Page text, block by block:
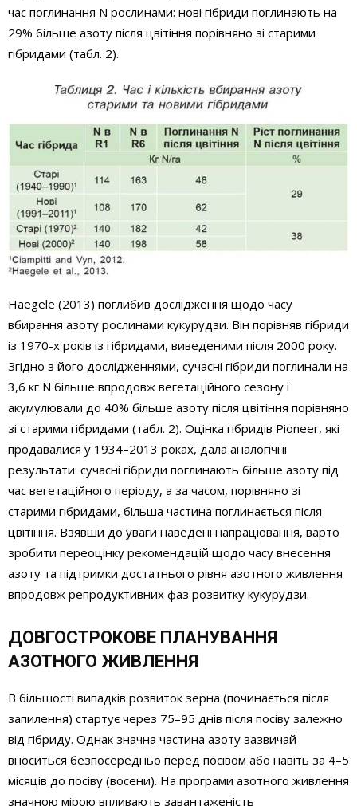
час поглинання N рослинами: нові гібриди поглинають на
29% більше азоту після цвітіння порівняно зі старими
гібридами (табл. 2).
Haegele (2013) поглибив дослідження щодо часу
вбирання азоту рослинами кукурудзи. Він порівняв гібриди
із 1970-х років із гібридами, виведеними після 2000 року.
Згідно з його дослідженнями, сучасні гібриди поглинали на
3,6 кг N більше впродовж вегетаційного сезону і
акумулювали до 40% більше азоту після цвітіння порівняно
зі старими гібридами (табл. 2). Оцінка гібридів Pioneer, які
продавалися у 1934–2013 роках, дала аналогічні
результати: сучасні гібриди поглинають більше азоту під
час вегетаційного періоду, а за часом, порівняно зі
старими гібридами, більша частина поглинається після
цвітіння. Взявши до уваги наведені напрацювання, варто
зробити переоцінку рекомендацій щодо часу внесення
азоту та підтримки достатнього рівня азотного живлення
впродовж репродуктивних фаз розвитку кукурудзи.
ДОВГОСТРОКОВЕ ПЛАНУВАННЯ
АЗОТНОГО ЖИВЛЕННЯ
В більшості випадків розвиток зерна (починається після
запилення) стартує через 75–95 днів після посіву залежно
від гібриду. Однак значна частина азоту зазвичай
вноситься безпосередньо перед посівом або навіть за 4–5
місяців до посіву (восени). На програми азотного живлення
значною мірою впливають завантаженість